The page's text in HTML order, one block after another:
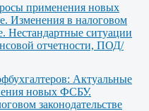
применения новых
Изменения в налоговом
Нестандартные ситуации
отчетности, ПОД/
Актуальные
новых ФСБУ.
законодательстве